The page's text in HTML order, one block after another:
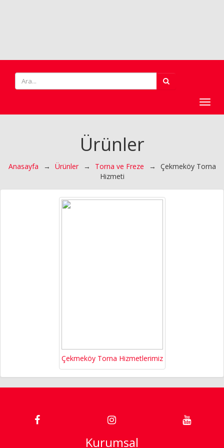
Ürünler
Anasayfa → Ürünler → Torna ve Freze →
Çekmeköy Torna
Hizmeti
Çekmeköy Torna Hizmetlerimiz
Kurumsal